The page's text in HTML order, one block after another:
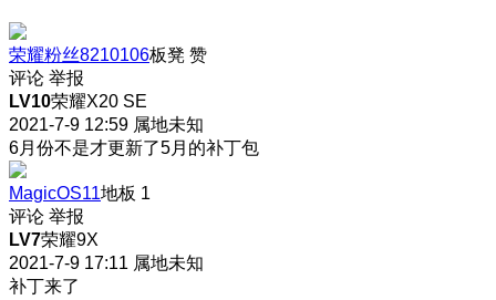
荣耀粉丝8210106板凳 赞
评论 举报
LV10荣耀X20 SE
2021-7-9 12:59 属地未知
6月份不是才更新了5月的补丁包
MagicOS11地板 1
评论 举报
LV7荣耀9X
2021-7-9 17:11 属地未知
补丁来了